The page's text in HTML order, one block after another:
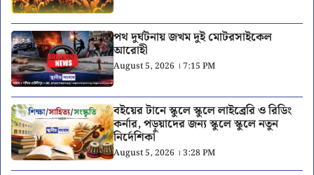
পথ দুর্ঘটনায় জখম দুই মোটরসাইকেল
আরোহী
August 5, 2026 । 7:15 PM
বইয়ের টানে স্কুলে স্কুলে লাইব্রেরি ও রিডিং
কর্নার, পড়ুয়াদের জন্য স্কুলে স্কুলে নতুন
নির্দেশিকা
August 5, 2026 । 3:28 PM